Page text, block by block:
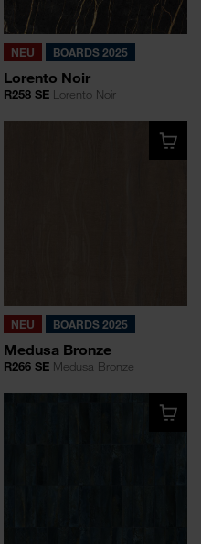
NEU BOARDS 2025
Lorento Noir
R258 SELorento Noir
NEU BOARDS 2025
Medusa Bronze
R266 SEMedusa Bronze